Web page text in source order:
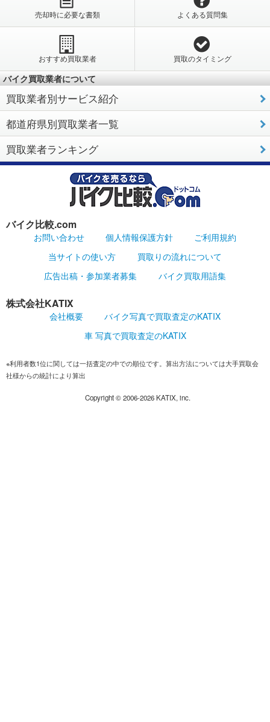
売却時に必要な書類 よくある質問集
おすすめ買取業者 買取のタイミング
バイク買取業者について
買取業者別サービス紹介
都道府県別買取業者一覧
買取業者ランキング
バイク比較.com
お問い合わせ 個人情報保護方針
ご利用規約
当サイトの使い方
買取りの流れについて
広告出稿・参加業者募集
バイク買取用語集
株式会社KATIX
会社概要
バイク写真で買取査定のKATIX
車 写真で買取査定のKATIX
※利用者数1位に関しては一括査定の中での順位です。算出方法については大手買取会
社様からの統計により算出
Copyright ©2006-2026KATIX, inc.